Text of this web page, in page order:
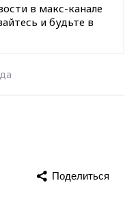
в макс-канале
и будьте в
Поделиться